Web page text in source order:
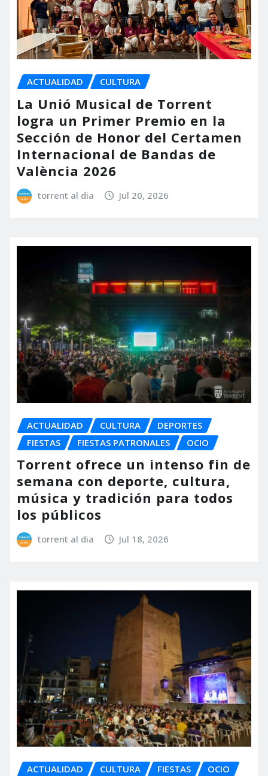
ACTUALIDAD CULTURA
La Unió Musical de Torrent
logra un Primer Premio en la
Sección de Honor del Certamen
Internacional de Bandas de
València 2026
torrent al dia Jul 20, 2026
ACTUALIDAD CULTURA
DEPORTES
FIESTAS
FIESTAS PATRONALES OCIO
Torrent ofrece un intenso fin de
semana con deporte, cultura,
música y tradición para todos
los públicos
torrent al dia Jul 18, 2026
ACTUALIDAD CULTURA FIESTAS OCIO